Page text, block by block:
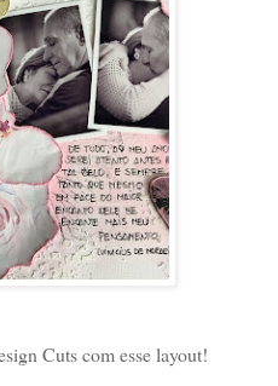
Cuts com esse layout!